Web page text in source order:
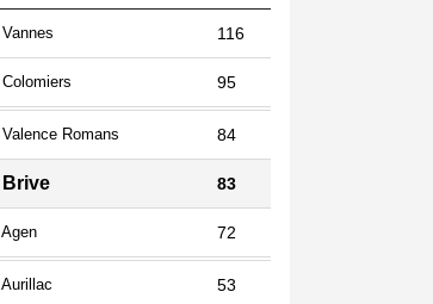
Vannes 116
Colomiers 95
Valence Romans 84
Brive 83
Agen 72
Aurillac 53